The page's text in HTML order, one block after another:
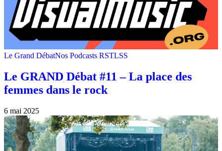
Le Grand DébatNos Podcasts RSTLSS
Le GRAND Débat #11 – La place des
femmes dans le rock
6 mai 2025